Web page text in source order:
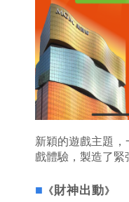
新穎的遊戲主題
戲體驗，製造了緊
■ 《財神出動》